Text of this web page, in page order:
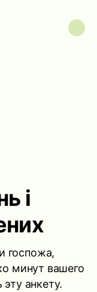
і
госпожа,
минут вашего
анкету.